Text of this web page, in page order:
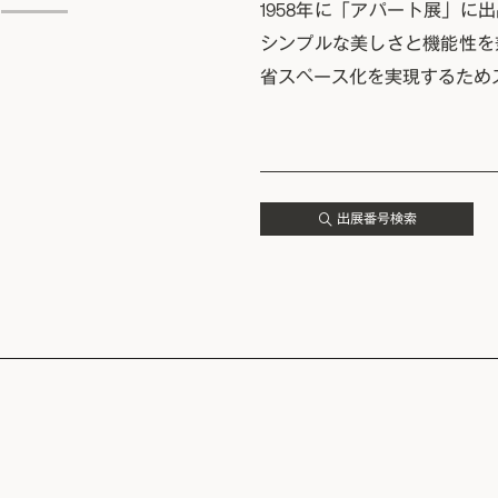
1958年に「アパート展」に
シンプルな美しさと機能性
省スペース化を実現するた
出展番号検索